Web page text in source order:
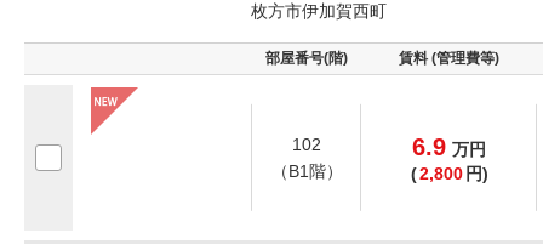
枚方市伊加賀西町
部屋番号(階) 賃料 (管理費等)
102
（B1階）
6.9 万円
(2,800 円)